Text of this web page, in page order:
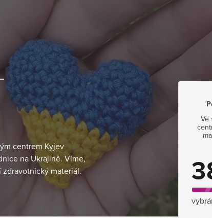
centrem Kyjev
na Ukrajině. Víme,
materiál.
Ve